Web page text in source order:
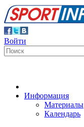
Войти
Информация
Материалы
Календарь